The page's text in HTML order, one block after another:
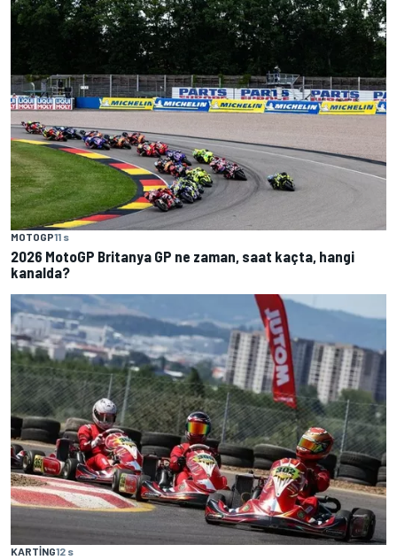
MOTOGP11 s
2026 MotoGP Britanya GP ne zaman, saat kaçta, hangi
kanalda?
KARTING12 s